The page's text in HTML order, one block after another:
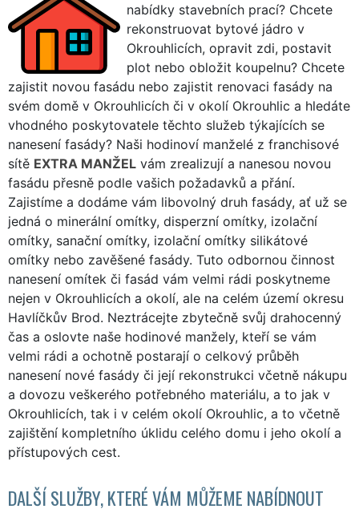
nabídky stavebních prací? Chcete
rekonstruovat bytové jádro v
Okrouhlicích, opravit zdi, postavit
plot nebo obložit koupelnu? Chcete
zajistit novou fasádu nebo zajistit renovaci fasády na
svém domě v Okrouhlicích či v okolí Okrouhlic a hledáte
vhodného poskytovatele těchto služeb týkajících se
nanesení fasády? Naši hodinoví manželé z franchisové
sítě EXTRA MANŽEL vám zrealizují a nanesou novou
fasádu přesně podle vašich požadavků a přání.
Zajistíme a dodáme vám libovolný druh fasády, ať už se
jedná o minerální omítky, disperzní omítky, izolační
omítky, sanační omítky, izolační omítky silikátové
omítky nebo zavěšené fasády. Tuto odbornou činnost
nanesení omítek či fasád vám velmi rádi poskytneme
nejen v Okrouhlicích a okolí, ale na celém území okresu
Havlíčkův Brod. Neztrácejte zbytečně svůj drahocenný
čas a oslovte naše hodinové manžely, kteří se vám
velmi rádi a ochotně postarají o celkový průběh
nanesení nové fasády či její rekonstrukci včetně nákupu
a dovozu veškerého potřebného materiálu, a to jak v
Okrouhlicích, tak i v celém okolí Okrouhlic, a to včetně
zajištění kompletního úklidu celého domu i jeho okolí a
přístupových cest.
DALŠÍ SLUŽBY, KTERÉ VÁM MŮŽEME NABÍDNOUT